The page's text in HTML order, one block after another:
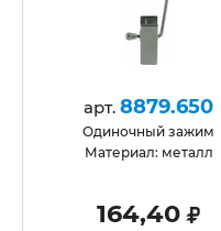
арт. 8879.650
одиночный зажим
Материал: металл
164,40